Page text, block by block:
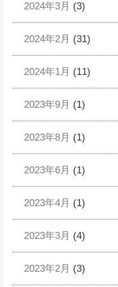
2024年3月 (3)
2024年2月 (31)
2024年1月 (11)
2023年9月 (1)
2023年8月 (1)
2023年6月 (1)
2023年4月 (1)
2023年3月 (4)
2023年2月 (3)